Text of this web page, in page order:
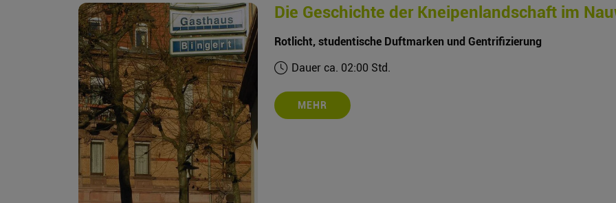
Die Geschichte der Kneipenlandschaft im
Rotlicht, studentische Duftmarken und Gentrifizierung
Dauer ca. 02:00 Std.
MEHR